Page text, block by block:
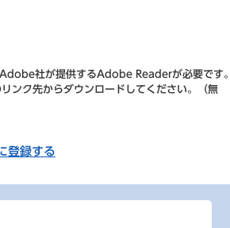
社が提供するAdobe Readerが必要です。
ンク先からダウンロードしてください。（無
登録する